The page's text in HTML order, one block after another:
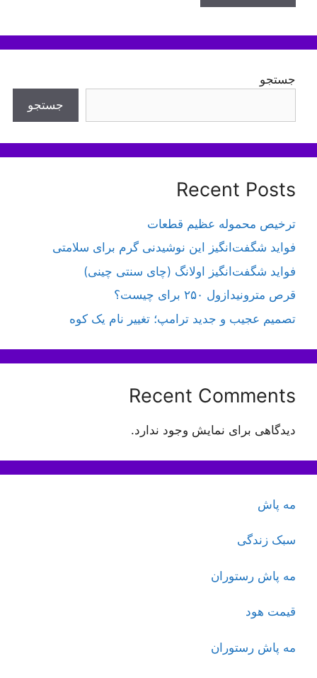
جستجو
جستجو
Recent Posts
ترخیص محموله عظیم قطعات
فواید شگفت‌انگیز این نوشیدنی گرم برای سلامتی
فواید شگفت‌انگیز اولانگ (چای سنتی چینی)
قرص مترونیدازول ۲۵۰ برای چیست؟
تصمیم عجیب و جدید ترامپ؛ تغییر نام یک کوه
Recent Comments
دیدگاهی برای نمایش وجود ندارد.
مه پاش
سبک زندگی
مه پاش رستوران
قیمت هود
مه پاش رستوران